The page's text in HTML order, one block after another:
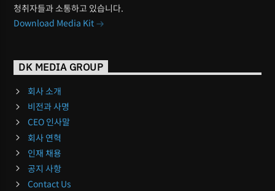
청취자들과 소통하고 있습니다.
Download Media Kit
DK MEDIA GROUP
회사 소개
비전과 사명
CEO 인사말
회사 연혁
인재 채용
공지 사항
Contact Us